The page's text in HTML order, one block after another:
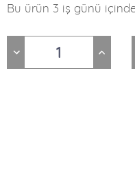
Bu ürün 3 iş günü